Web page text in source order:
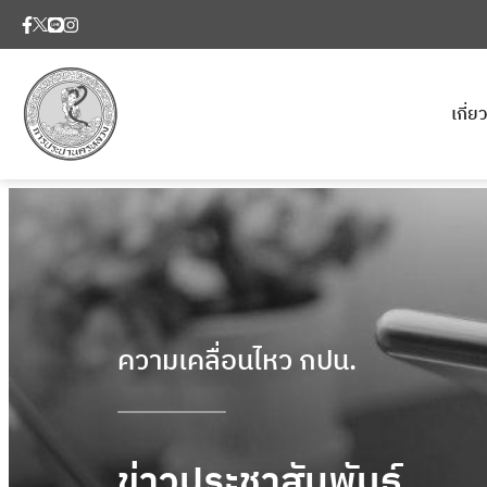
เกี่
ความเคลื่อนไหว กปน.